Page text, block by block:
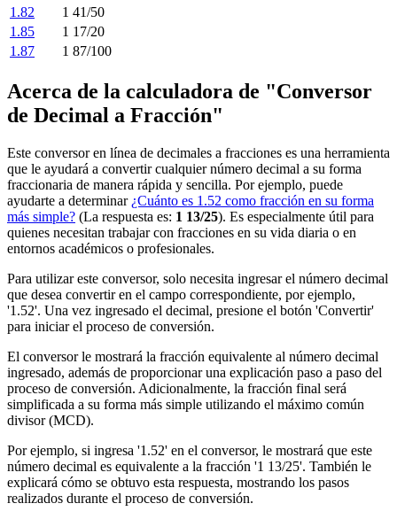
1.82
1 41/50
1.85
1 17/20
1.87
1 87/100
Acerca de la calculadora de "Conversor
de Decimal a Fracción"
Este conversor en línea de decimales a fracciones es una herramienta
que le ayudará a convertir cualquier número decimal a su forma
fraccionaria de manera rápida y sencilla. Por ejemplo, puede
ayudarte a determinar ¿Cuánto es 1.52 como fracción en su forma
más simple? (La respuesta es: 1 13/25). Es especialmente útil para
quienes necesitan trabajar con fracciones en su vida diaria o en
entornos académicos o profesionales.
Para utilizar este conversor, solo necesita ingresar el número decimal
que desea convertir en el campo correspondiente, por ejemplo,
'1.52'. Una vez ingresado el decimal, presione el botón 'Convertir'
para iniciar el proceso de conversión.
El conversor le mostrará la fracción equivalente al número decimal
ingresado, además de proporcionar una explicación paso a paso del
proceso de conversión. Adicionalmente, la fracción final será
simplificada a su forma más simple utilizando el máximo común
divisor (MCD).
Por ejemplo, si ingresa '1.52' en el conversor, le mostrará que este
número decimal es equivalente a la fracción '1 13/25'. También le
explicará cómo se obtuvo esta respuesta, mostrando los pasos
realizados durante el proceso de conversión.